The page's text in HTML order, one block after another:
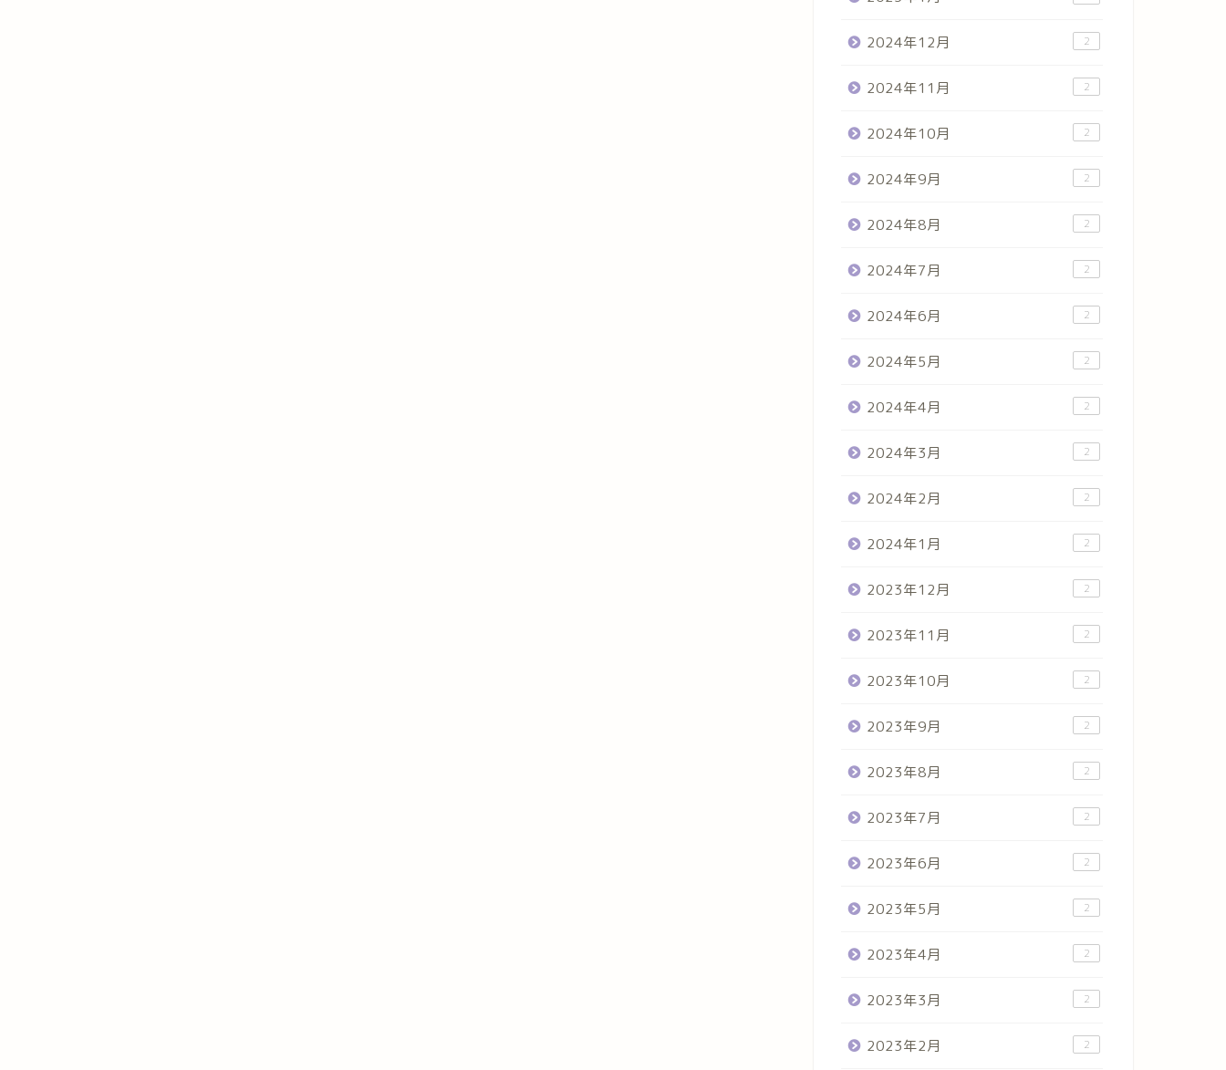
2024年12月 2
2024年11月 2
2024年10月 2
2024年9月 2
2024年8月 2
2024年7月 2
2024年6月 2
2024年5月 2
2024年4月 2
2024年3月 2
2024年2月 2
2024年1月 2
2023年12月 2
2023年11月 2
2023年10月 2
2023年9月 2
2023年8月 2
2023年7月 2
2023年6月 2
2023年5月 2
2023年4月 2
2023年3月 2
2023年2月 2